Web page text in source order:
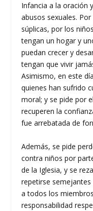
Infancia a la oración
abusos sexuales.
súplicas, por los
tengan un hogar y
puedan crecer y
tengan que vivir
Asimismo, en este
quienes han sufrido
moral; y se pide por
recuperen la
fue arrebatada de
Además, se pide
contra niños por
de la Iglesia, y se
repetirse
a todos los
responsabilidad